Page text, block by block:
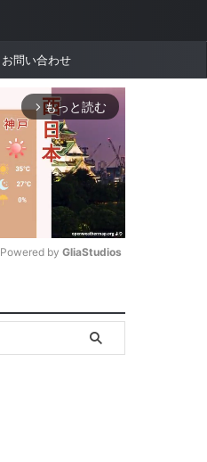
お問い合わせ
arrow_forward_ios もっと読む
u
t
Powered by GliaStudios